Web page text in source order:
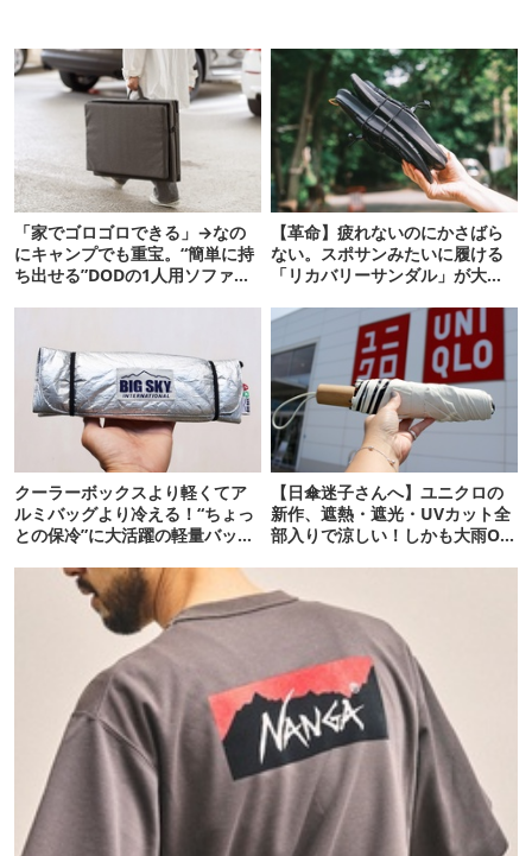
「家でゴロゴロできる」→なの
にキャンプでも重宝。“簡単に持
ち出せる”DODの1人用ソファが
【革命】疲れないのにかさばら
ない。スポサンみたいに履ける
「リカバリーサンダル」が大本
クーラーボックスより軽くてア
ルミバッグより冷える！“ちょっ
との保冷”に大活躍の軽量バッグ
【日傘迷子さんへ】ユニクロの
新作、遮熱・遮光・UVカット全
部入りで涼しい！しかも大雨OK